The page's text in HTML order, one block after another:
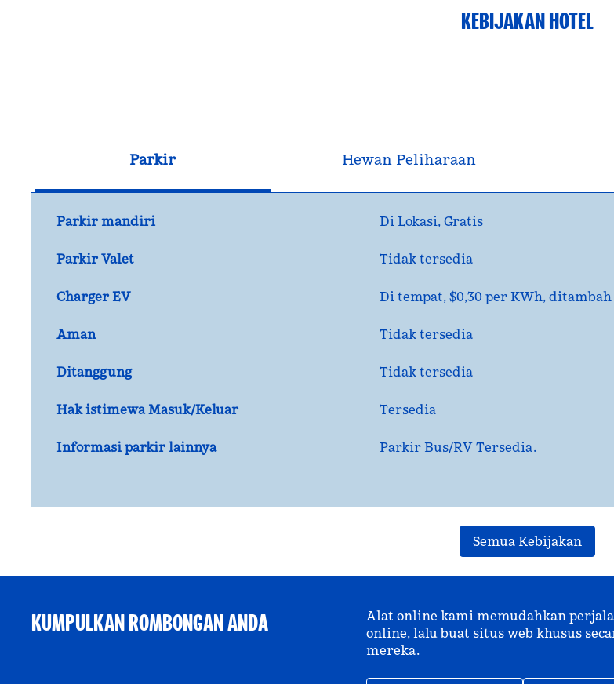
KEBIJAKAN HOTEL
Parkir Hewan Peliharaan
Parkir mandiri Di Lokasi, Gratis
Parkir Valet Tidak tersedia
Charger EV Di tempat, $0,30 per KWh,
Aman Tidak tersedia
Ditanggung Tidak tersedia
Hak istimewa Masuk/Keluar Tersedia
Informasi parkir lainnya Parkir Bus/RV Tersedia.
Semua Kebijakan
KUMPULKAN ROMBONGAN ANDA
Alat online kami memudahkan
online, lalu buat situs web khusus
mereka.